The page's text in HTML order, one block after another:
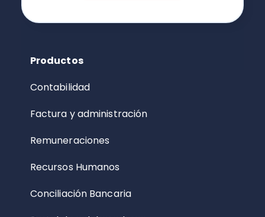
Productos
Contabilidad
Factura y administración
Remuneraciones
Recursos Humanos
Conciliación Bancaria